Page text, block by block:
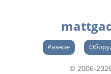
Разное
© 2006-